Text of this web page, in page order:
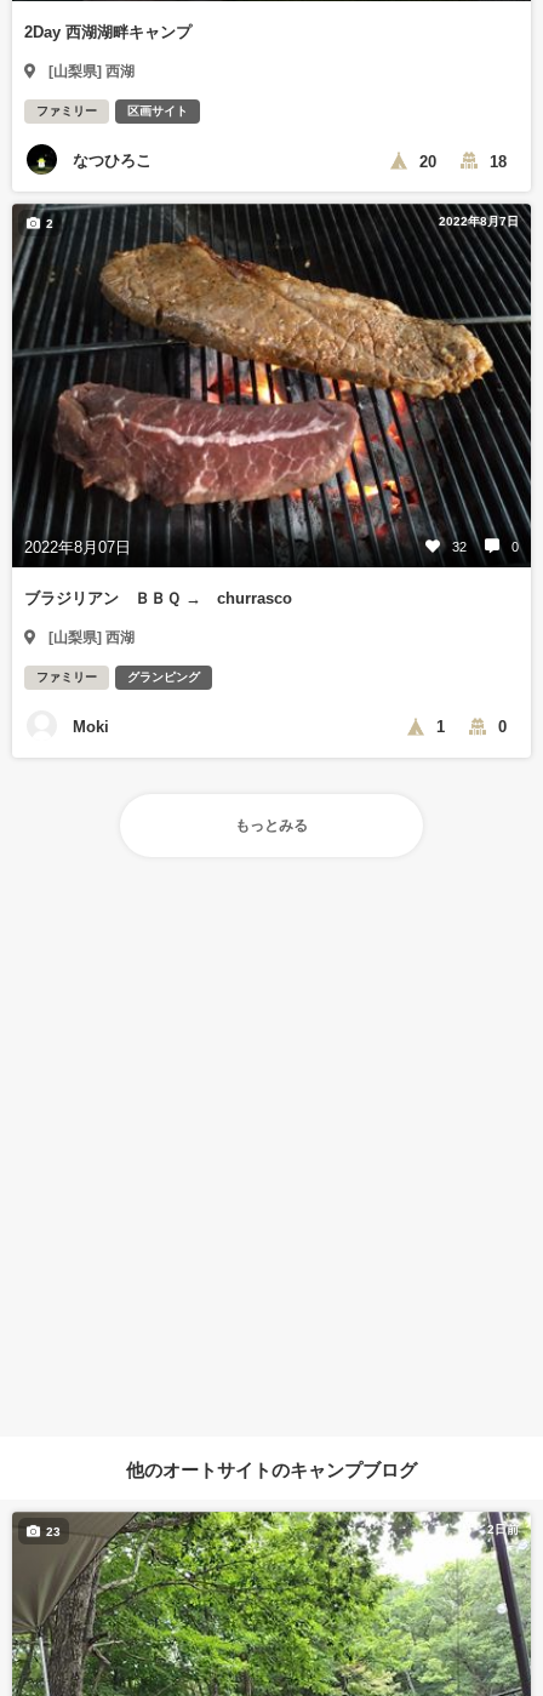
2Day 西湖湖畔キャンプ
[山梨県] 西湖
ファミリー 区画サイト
なつひろこ 20 18
2022年8月7日
2022年8月07日 32 0
2
ブラジリアン ＢＢＱ → churrasco
[山梨県] 西湖
ファミリー グランピング
Moki 1 0
もっとみる
他のオートサイトのキャンプブログ
2日前
23